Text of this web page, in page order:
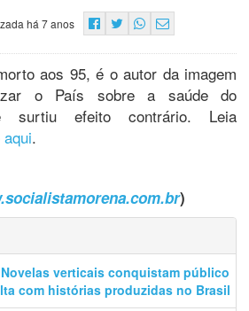
há 7 anos
aos 95, é o autor da imagem
o País sobre a saúde do
surtiu efeito contrário. Leia
aqui.
)
verticais conquistam público
com histórias produzidas no Brasil